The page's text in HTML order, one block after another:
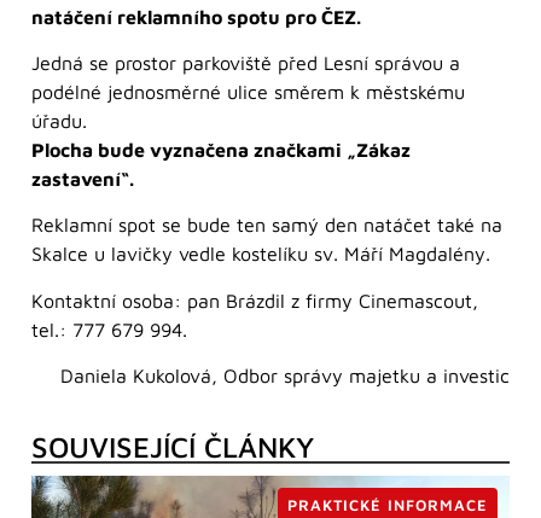
natáčení reklamního spotu pro ČEZ.
Jedná se prostor parkoviště před Lesní správou a
podélné jednosměrné ulice směrem k městskému
úřadu.
Plocha bude vyznačena značkami „Zákaz
zastavení“.
Reklamní spot se bude ten samý den natáčet také na
Skalce u lavičky vedle kostelíku sv. Máří Magdalény.
Kontaktní osoba: pan Brázdil z firmy Cinemascout,
tel.: 777 679 994.
Daniela Kukolová, Odbor správy majetku a investic
SOUVISEJÍCÍ ČLÁNKY
PRAKTICKÉ INFORMACE